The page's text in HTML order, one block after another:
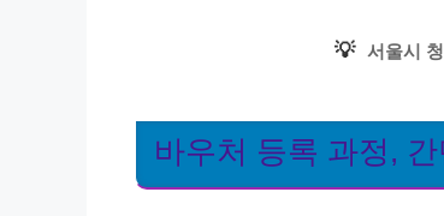
💡 서울시
바우처 등록 과정,